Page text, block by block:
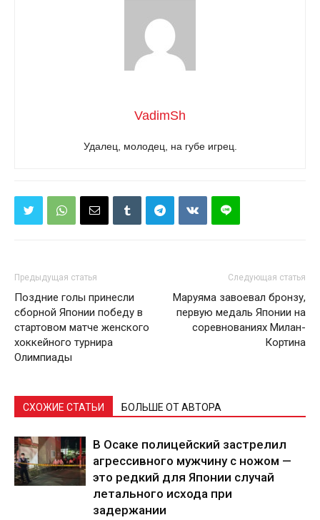
VadimSh
Удалец, молодец, на губе игрец.
Предыдущая статья
Поздние голы принесли
сборной Японии победу в
стартовом матче женского
хоккейного турнира
Олимпиады
Следующая статья
Маруяма завоевал бронзу,
первую медаль Японии на
соревнованиях Милан-
Кортина
СХОЖИЕ СТАТЬИ БОЛЬШЕ ОТ АВТОРА
В Осаке полицейский застрелил
агрессивного мужчину с ножом —
это редкий для Японии случай
летального исхода при
задержании